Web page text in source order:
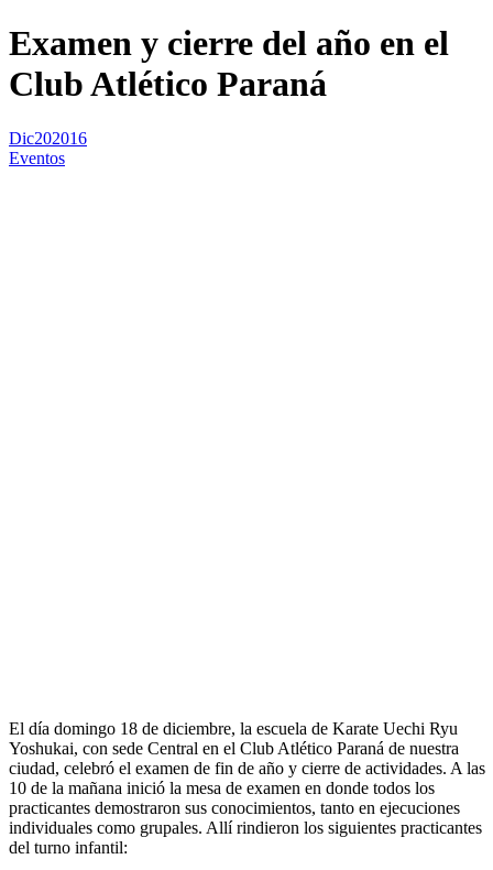
Examen y cierre del año en el
Club Atlético Paraná
Dic202016
Eventos
El día domingo 18 de diciembre, la escuela de Karate Uechi Ryu
Yoshukai, con sede Central en el Club Atlético Paraná de nuestra
ciudad, celebró el examen de fin de año y cierre de actividades. A las
10 de la mañana inició la mesa de examen en donde todos los
practicantes demostraron sus conocimientos, tanto en ejecuciones
individuales como grupales. Allí rindieron los siguientes practicantes
del turno infantil: